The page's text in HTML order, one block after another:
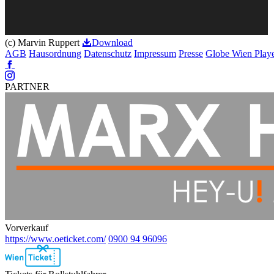
(c) Marvin Ruppert
Download
AGB Hausordnung Datenschutz Impressum Presse Globe Wien
Facebook
Instagram
PARTNER
Vorverkauf
https://www.oeticket.com/ 0900 94 96096
Ebene
2